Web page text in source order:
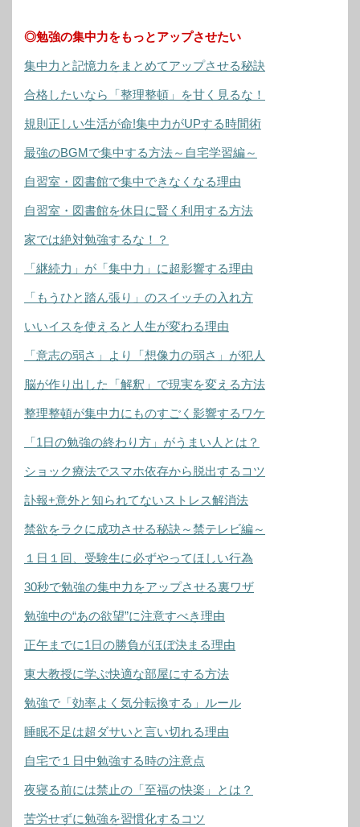
◎勉強の集中力をもっとアップさせたい
集中力と記憶力をまとめてアップさせる秘訣
合格したいなら「整理整頓」を甘く見るな！
規則正しい生活が命!集中力がUPする時間術
最強のBGMで集中する方法～自宅学習編～
自習室・図書館で集中できなくなる理由
自習室・図書館を休日に賢く利用する方法
家では絶対勉強するな！？
「継続力」が「集中力」に超影響する理由
「もうひと踏ん張り」のスイッチの入れ方
いいイスを使えると人生が変わる理由
「意志の弱さ」より「想像力の弱さ」が犯人
脳が作り出した「解釈」で現実を変える方法
整理整頓が集中力にものすごく影響するワケ
「1日の勉強の終わり方」がうまい人とは？
ショック療法でスマホ依存から脱出するコツ
訃報+意外と知られてないストレス解消法
禁欲をラクに成功させる秘訣～禁テレビ編～
１日１回、受験生に必ずやってほしい行為
30秒で勉強の集中力をアップさせる裏ワザ
勉強中の“あの欲望”に注意すべき理由
正午までに1日の勝負がほぼ決まる理由
東大教授に学ぶ快適な部屋にする方法
勉強で「効率よく気分転換する」ルール
睡眠不足は超ダサいと言い切れる理由
自宅で１日中勉強する時の注意点
夜寝る前には禁止の「至福の快楽」とは？
苦労せずに勉強を習慣化するコツ